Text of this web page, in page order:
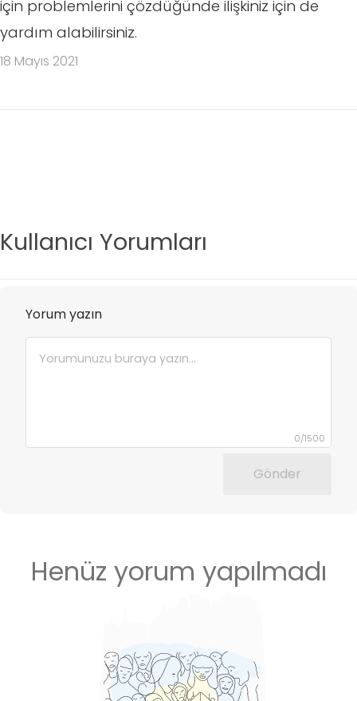
için problemlerini çözdüğünde ilişkiniz için de
yardım alabilirsiniz.
18 Mayıs 2021
Kullanıcı Yorumları
Yorum yazın
0/1500
Gönder
Henüz yorum yapılmadı